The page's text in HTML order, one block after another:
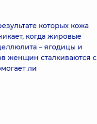
которых кожа
когда жировые
– ягодицы и
женщин сталкиваются с
ли